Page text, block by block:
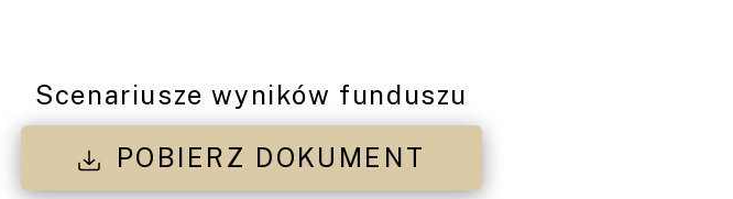
Scenariusze wyników funduszu
POBIERZ DOKUMENT